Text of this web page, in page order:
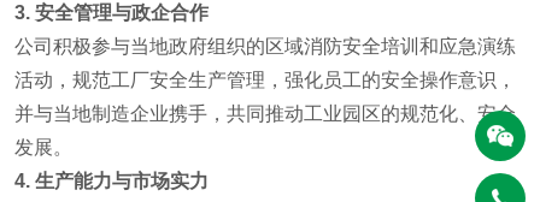
3. 安全管理与政企合作
公司积极参与当地政府组织的区域消防安全培训和应急演练
活动，规范工厂安全生产管理，强化员工的安全操作意识，
并与当地制造企业携手，共同推动工业园区的规范化、安全
发展。
4. 生产能力与市场实力